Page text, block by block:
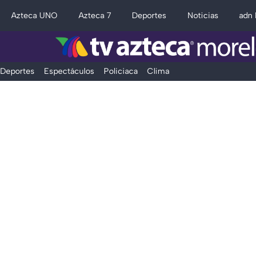
Azteca UNO Azteca 7 Deportes Noticias adn
Deportes Espectáculos Policiaca Clima